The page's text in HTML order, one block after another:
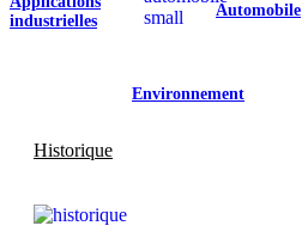
industrielles
Automobile
Environnement
Historique